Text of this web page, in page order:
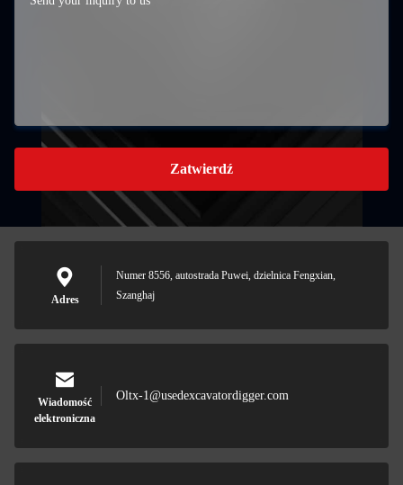
Zatwierdź
Adres
Numer 8556, autostrada Puwei, dzielnica Fengxian,
Szanghaj
Wiadomość
elektroniczna
Oltx-1@usedexcavatordigger.com